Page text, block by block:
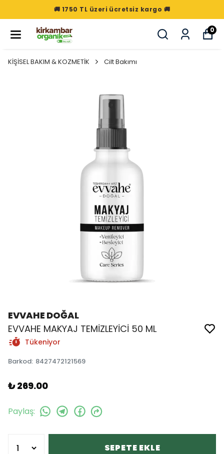
🚚 1750 TL üzeri ücretsiz kargo 🚚
0
KİŞİSEL BAKIM & KOZMETİK Cilt Bakımı
EVVAHE DOĞAL
EVVAHE MAKYAJ TEMİZLEYİCİ 50 ML
Tükeniyor
Barkod: 8427472121569
₺ 269.00
Paylaş:
SEPETE EKLE